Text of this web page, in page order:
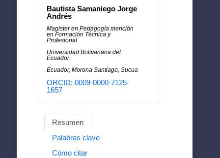
Bautista Samaniego Jorge
Andrés
Magister en Pedagogía mención
en Formación Técnica y
Profesional
Universidad Bolivariana del
Ecuador
Ecuador, Morona Santiago, Sucua
ORCID: 0009-0000-7125-
1657
Resumen
Palabras clave
Cómo citar